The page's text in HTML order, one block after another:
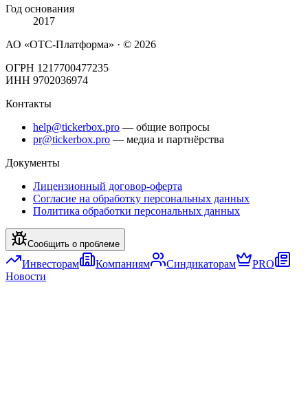
Год основания
2017
АО «ОТС-Платформа» · © 2026
ОГРН 1217700477235
ИНН 9702036974
Контакты
help@tickerbox.pro — общие вопросы
pr@tickerbox.pro — медиа и партнёрства
Документы
Лицензионный договор-оферта
Согласие на обработку персональных данных
Политика обработки персональных данных
Сообщить о проблеме
Инвесторам Компаниям Синдикаторам
PRO
Новости